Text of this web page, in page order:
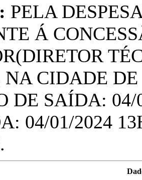
PELA
Á
NA CIDADE
DE SAÍDA: 04/
04/01/2024